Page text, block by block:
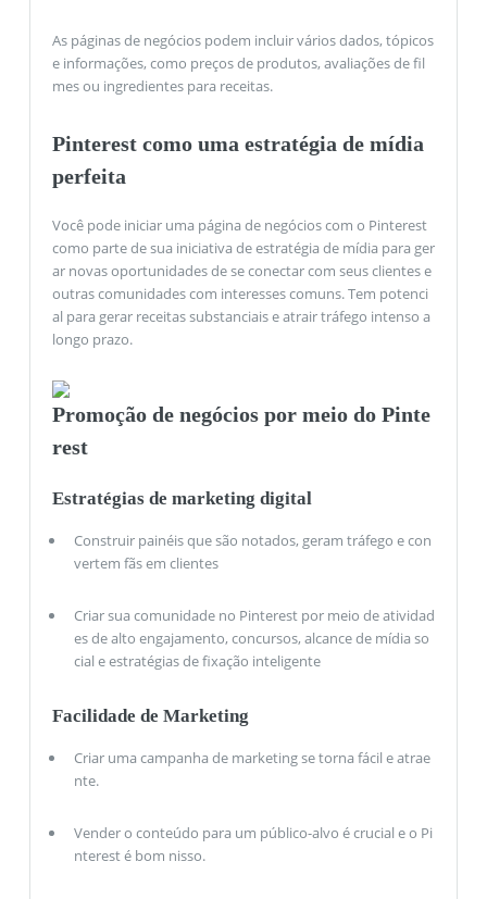
As páginas de negócios podem incluir vários dados, tópicos
e informações, como preços de produtos, avaliações de fil
mes ou ingredientes para receitas.
Pinterest como uma estratégia de mídia
perfeita
Você pode iniciar uma página de negócios com o Pinterest
como parte de sua iniciativa de estratégia de mídia para ger
ar novas oportunidades de se conectar com seus clientes e
outras comunidades com interesses comuns. Tem potenci
al para gerar receitas substanciais e atrair tráfego intenso a
longo prazo.
Promoção de negócios por meio do Pinte
rest
Estratégias de marketing digital
Construir painéis que são notados, geram tráfego e con
vertem fãs em clientes
Criar sua comunidade no Pinterest por meio de atividad
es de alto engajamento, concursos, alcance de mídia so
cial e estratégias de fixação inteligente
Facilidade de Marketing
Criar uma campanha de marketing se torna fácil e atrae
nte.
Vender o conteúdo para um público-alvo é crucial e o Pi
nterest é bom nisso.